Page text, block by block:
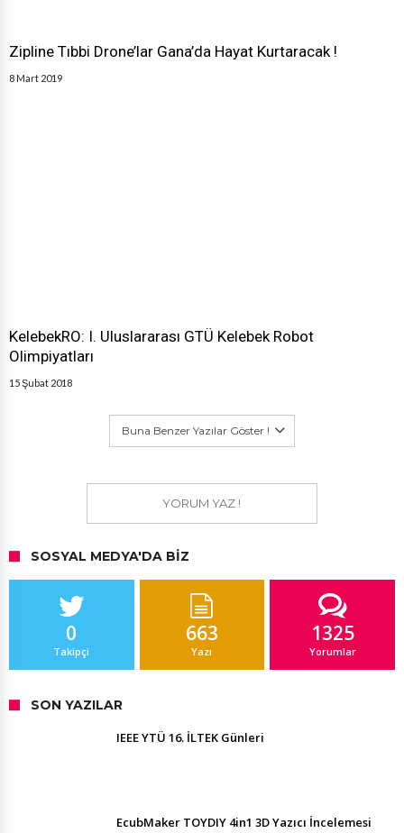
Zipline Tıbbi Drone’lar Gana’da Hayat Kurtaracak !
8 Mart 2019
KelebekRO: I. Uluslararası GTÜ Kelebek Robot
Olimpiyatları
15 Şubat 2018
Buna Benzer Yazılar Göster !
YORUM YAZ !
SOSYAL MEDYA'DA BIZ
0
Takipçi
663
Yazı
1325
Yorumlar
SON YAZILAR
IEEE YTÜ 16. İLTEK Günleri
EcubMaker TOYDIY 4in1 3D Yazıcı İncelemesi